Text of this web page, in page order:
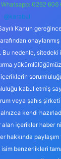
Whatsapp: 0262 606
@karabul
Kanun
onaylanmış
nedenle,
kabul etmiş
veya şahıs şirketi
kendi
alan içerikler haber
hakkında paylaşım
benzerlikleri